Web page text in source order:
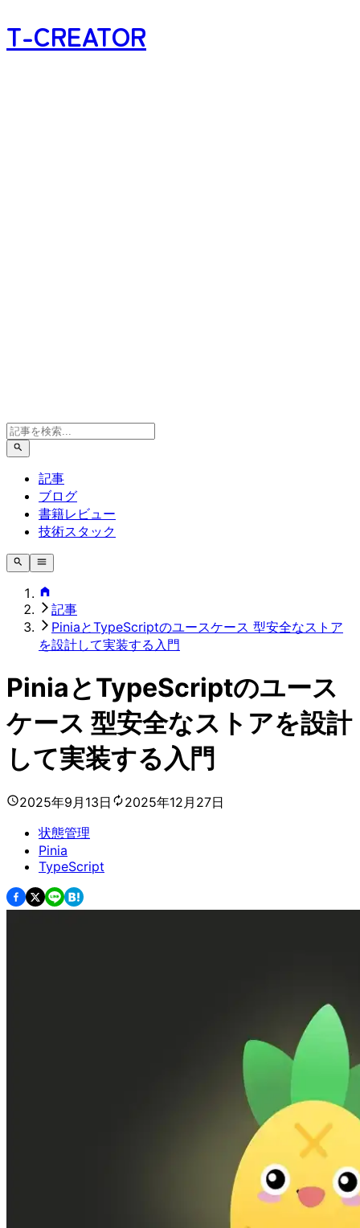
T-CREATOR
記事
ブログ
書籍レビュー
技術スタック
記事
PiniaとTypeScriptのユースケース 型安全なストア
を設計して実装する入門
PiniaとTypeScriptのユース
ケース 型安全なストアを設計
して実装する入門
2025年9月13日
2025年12月27日
状態管理
Pinia
TypeScript